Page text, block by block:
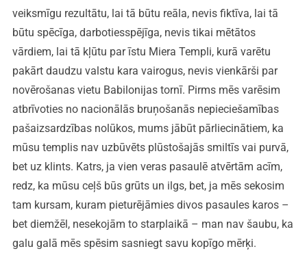
veiksmīgu rezultātu, lai tā būtu reāla, nevis fiktīva, lai tā
būtu spēcīga, darbotiesspējīga, nevis tikai mētātos
vārdiem, lai tā kļūtu par īstu Miera Templi, kurā varētu
pakārt daudzu valstu kara vairogus, nevis vienkārši par
novērošanas vietu Babilonijas tornī. Pirms mēs varēsim
atbrīvoties no nacionālās bruņošanās nepieciešamības
pašaizsardzības nolūkos, mums jābūt pārliecinātiem, ka
mūsu templis nav uzbūvēts plūstošajās smiltīs vai purvā,
bet uz klints. Katrs, ja vien veras pasaulē atvērtām acīm,
redz, ka mūsu ceļš būs grūts un ilgs, bet, ja mēs sekosim
tam kursam, kuram pieturējāmies divos pasaules karos –
bet diemžēl, nesekojām to starplaikā – man nav šaubu, ka
galu galā mēs spēsim sasniegt savu kopīgo mērķi.